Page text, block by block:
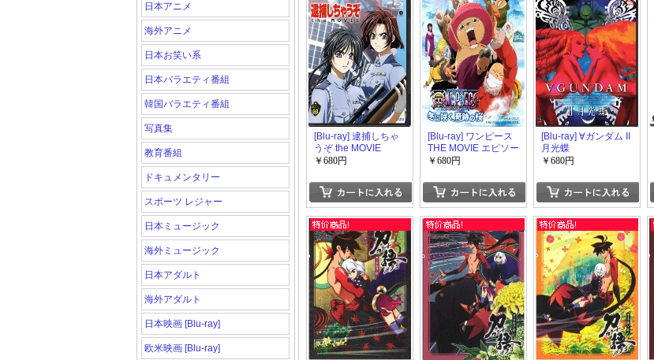
日本アニメ
海外アニメ
日本お笑い系
日本バラエティ番組
韓国バラエティ番組
写真集
教育番組
ドキュメンタリー
スポーツ レジャー
日本ミュージック
海外ミュージック
日本アダルト
海外アダルト
日本映画 [Blu-ray]
欧米映画 [Blu-ray]
[Blu-ray] 逮捕しちゃ
うぞ the MOVIE
￥680円
[Blu-ray] ワンピース
THE MOVIE エピソー
ド オブ チョッパー プ
の桜
￥680円
[Blu-ray] ∀ガンダム II
月光蝶
￥680円